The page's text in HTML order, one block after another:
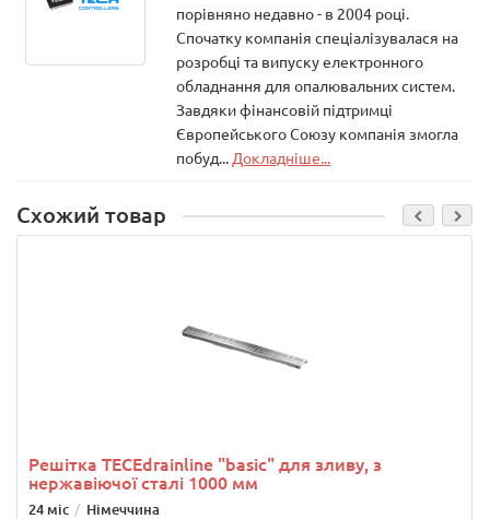
порівняно недавно - в 2004 році.
Спочатку компанія спеціалізувалася на
розробці та випуску електронного
обладнання для опалювальних систем.
Завдяки фінансовій підтримці
Європейського Союзу компанія змогла
побуд... Докладніше...
Схожий товар
Решітка ТЕСЕdrainlinе "basic" для зливу, з
нержавіючої сталі 1000 мм
24 міс Німеччина